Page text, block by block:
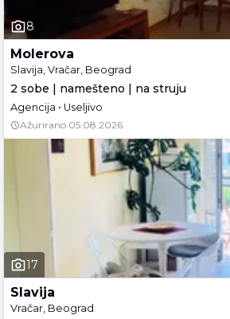
8
Molerova
Slavija, Vračar, Beograd
2 sobe | namešteno | na struju
Agencija • Useljivo
Ažurirano 05.08.2026.
17
Slavija
Vračar, Beograd